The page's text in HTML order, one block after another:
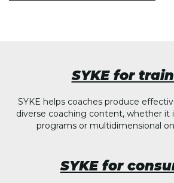
SYKE for
SYKE helps coaches produce
diverse coaching content, whether it
programs or multidimensional
SYKE for